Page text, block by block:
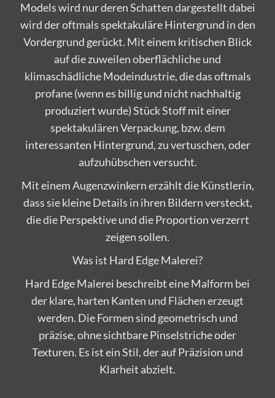
Models wird nur deren Schatten dargestellt dabei
wird der oftmals spektakuläre Hintergrund in den
Vordergrund gerückt. Mit einem kritischen Blick
auf die zuweilen oberflächliche und
klimaschädliche Modeindustrie, die das oftmals
profane (wenn es billig und nicht nachhaltig
produziert wurde) Stück Stoff mit einer
spektakulären Verpackung, bzw. dem
interessanten Hintergrund, zu vertuschen, oder
aufzuhübschen versucht.
Mit einem Augenzwinkern erzählt die Künstlerin,
dass sie kleine Details in ihren Bildern versteckt,
die die Perspektive und die Proportion verzerrt
zeigen sollen.
Was ist Hard Edge Malerei?
Hard Edge Malerei beschreibt eine Malform bei
der klare, harten Kanten und Flächen erzeugt
werden. Die Formen sind geometrisch und
präzise, ohne sichtbare Pinselstriche oder
Texturen. Es ist ein Stil, der auf Präzision und
Klarheit abzielt.